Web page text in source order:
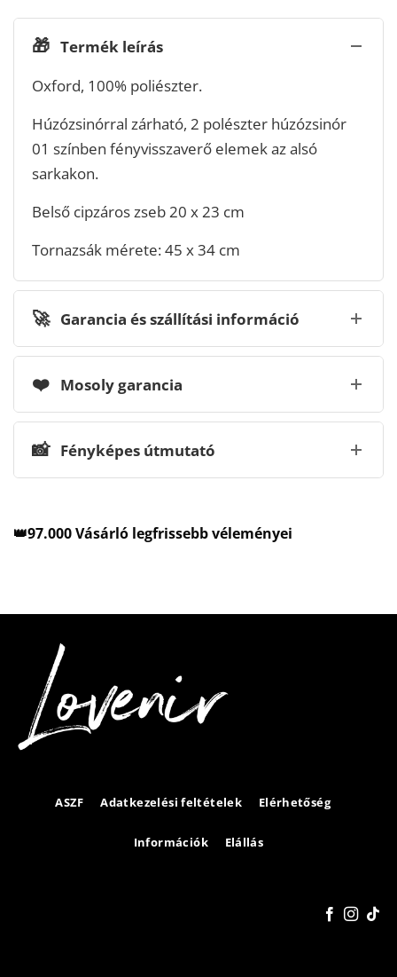
🎁 Termék leírás
Oxford, 100% poliészter.
Húzózsinórral zárható, 2 polészter húzózsinór
01 színben fényvisszaverő elemek az alsó
sarkakon.
Belső cipzáros zseb 20 x 23 cm
Tornazsák mérete: 45 x 34 cm
🚀 Garancia és szállítási információ
❤️ Mosoly garancia
📸 Fényképes útmutató
👑97.000 Vásárló legfrissebb véleményei
ASZF Adatkezelési feltételek Elérhetőség
Információk Elállás